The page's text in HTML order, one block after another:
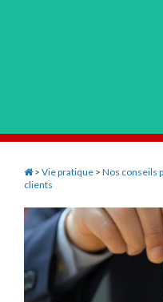
> Vie pratique > Nos conseils
clients